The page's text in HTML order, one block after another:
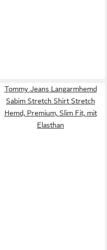
Tommy Jeans Langarmhemd
Sabim Stretch Shirt Stretch
Hemd, Premium, Slim Fit, mit
Elasthan